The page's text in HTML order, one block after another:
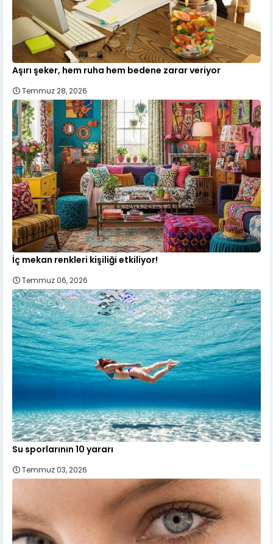
Aşırı şeker, hem ruha hem bedene zarar veriyor
Temmuz 28, 2026
İç mekan renkleri kişiliği etkiliyor!
Temmuz 06, 2026
Su sporlarının 10 yararı
Temmuz 03, 2026